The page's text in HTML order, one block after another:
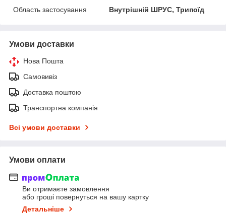
Область застосування
Внутрішній ШРУС, Трипоїд
Умови доставки
Нова Пошта
Самовивіз
Доставка поштою
Транспортна компанія
Всі умови доставки
Умови оплати
Ви отримаєте замовлення
або гроші повернуться на вашу картку
Детальніше